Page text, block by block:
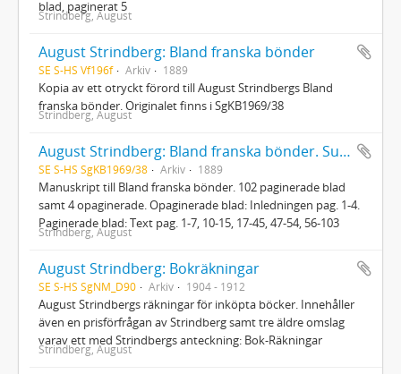
blad, paginerat 5
Strindberg, August
August Strindberg: Bland franska bönder
SE S-HS Vf196f Arkiv 1889
Kopia av ett otryckt förord till August Strindbergs Bland
franska bönder. Originalet finns i SgKB1969/38
Strindberg, August
August Strindberg: Bland franska bönder. Subjektiva Reseskildringar
SE S-HS SgKB1969/38 Arkiv 1889
Manuskript till Bland franska bönder. 102 paginerade blad
samt 4 opaginerade. Opaginerade blad: Inledningen pag. 1-4.
Paginerade blad: Text pag. 1-7, 10-15, 17-45, 47-54, 56-103
Strindberg, August
August Strindberg: Bokräkningar
SE S-HS SgNM_D90 Arkiv 1904 - 1912
August Strindbergs räkningar för inköpta böcker. Innehåller
även en prisförfrågan av Strindberg samt tre äldre omslag
varav ett med Strindbergs anteckning: Bok-Räkningar
Strindberg, August